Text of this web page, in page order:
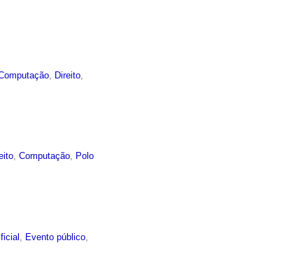
Direito
,Computação, Polo
Evento público